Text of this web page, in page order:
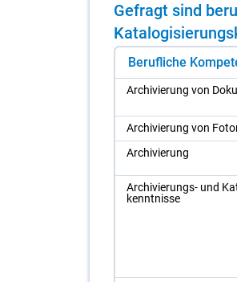
Ge­fragt sind
Berufliche
Ar­chi­vie­rung von
Ar­chi­vie­rung von
Ar­chi­vie­rung
Ar­chi­vie­rungs- und
kennt­nis­se